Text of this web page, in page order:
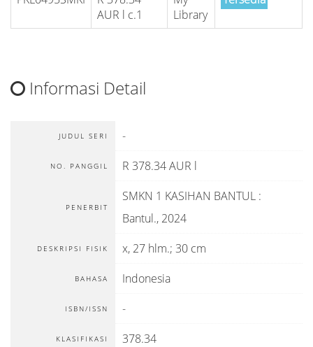
AUR l c.1
Library
Informasi Detail
JUDUL SERI -
NO. PANGGIL R 378.34 AUR l
PENERBIT
SMKN 1 KASIHAN BANTUL :
Bantul., 2024
DESKRIPSI FISIK x, 27 hlm.; 30 cm
BAHASA Indonesia
ISBN/ISSN -
KLASIFIKASI 378.34